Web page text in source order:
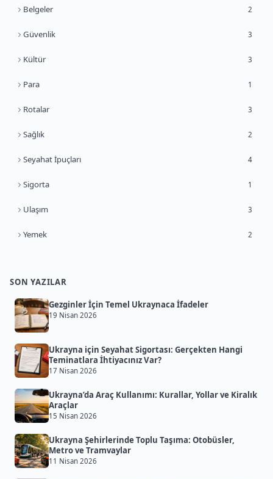
Belgeler 2
Güvenlik 3
Kültür 3
Para 1
Rotalar 3
Sağlık 2
Seyahat İpuçları 4
Sigorta 1
Ulaşım 3
Yemek 2
SON YAZILAR
Gezginler İçin Temel Ukraynaca İfadeler
19 Nisan 2026
Ukrayna için Seyahat Sigortası: Gerçekten Hangi
Teminatlara İhtiyacınız Var?
17 Nisan 2026
Ukrayna’da Araç Kullanımı: Kurallar, Yollar ve Kiralık
Araçlar
15 Nisan 2026
Ukrayna Şehirlerinde Toplu Taşıma: Otobüsler,
Metro ve Tramvaylar
11 Nisan 2026